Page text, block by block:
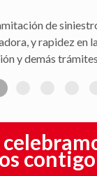
de
y rapidez en
y demás
contigo